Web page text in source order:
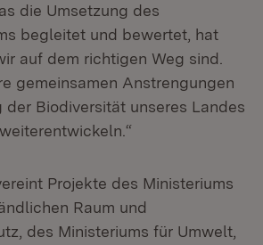
die Umsetzung des
begleitet und bewertet, hat
auf dem richtigen Weg sind.
gemeinsamen Anstrengungen
der Biodiversität unseres Landes
Projekte des Ministeriums
Raum und
des Ministeriums für Umwelt,